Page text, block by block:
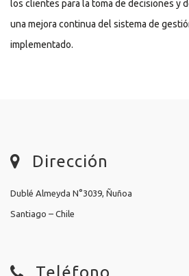
los clientes para la toma de decisiones y
una mejora continua del sistema de
implementado.
Dirección
Dublé Almeyda N°3039, Ñuñoa
Santiago – Chile